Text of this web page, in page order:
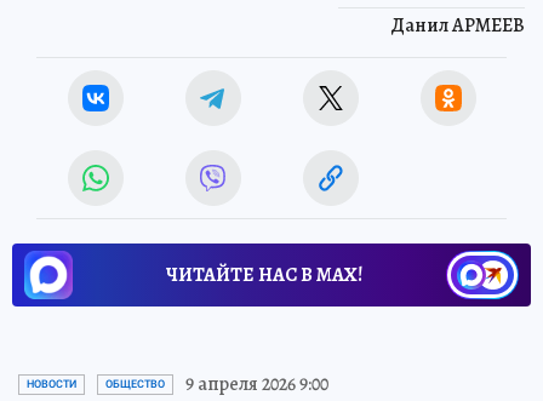
Данил АРМЕЕВ
ЧИТАЙТЕ НАС В МАХ!
НОВОСТИ ОБЩЕСТВО 9 апреля 2026 9:00